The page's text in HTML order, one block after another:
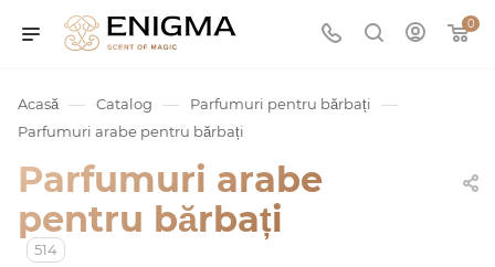
0
Acasă — Catalog — Parfumuri pentru bărbați —
Parfumuri arabe pentru bărbați
Parfumuri arabe
pentru bărbați
514